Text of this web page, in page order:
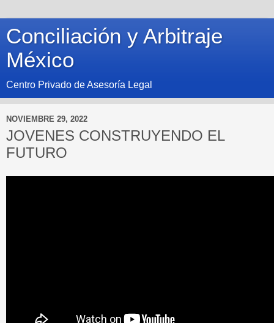
Conciliación y Arbitraje
México
Centro Privado de Asesoría Legal
NOVIEMBRE 29, 2022
JOVENES CONSTRUYENDO EL
FUTURO